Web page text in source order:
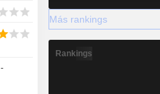
-
Más rankings
Rankings